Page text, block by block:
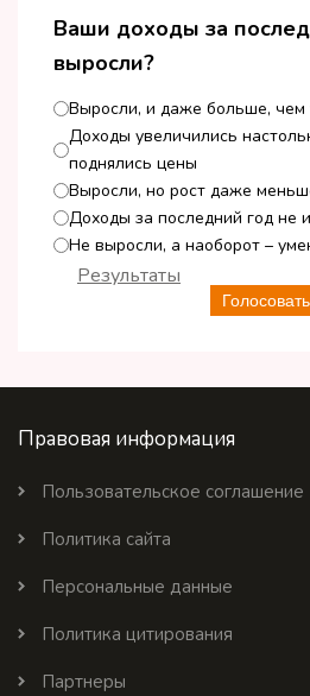
Ваши доходы за
выросли?
Выросли, и даже больше, чем
Доходы увеличились
поднялись цены
Выросли, но рост даже
Доходы за последний год не
Не выросли, а наоборот –
Голосовать
Результаты
Правовая информация
Пользовательское соглашение
Политика сайта
Персональные данные
Политика цитирования
Партнеры